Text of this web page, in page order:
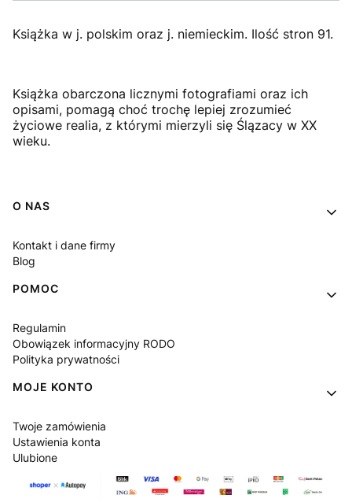
Książka w j. polskim oraz j. niemieckim. Ilość stron 91.
Książka obarczona licznymi fotografiami oraz ich
opisami, pomagą choć trochę lepiej zrozumieć
życiowe realia, z którymi mierzyli się Ślązacy w XX
wieku.
Linki w stopce
O NAS
Kontakt i dane firmy
Blog
POMOC
Regulamin
Obowiązek informacyjny RODO
Polityka prywatności
MOJE KONTO
Twoje zamówienia
Ustawienia konta
Ulubione